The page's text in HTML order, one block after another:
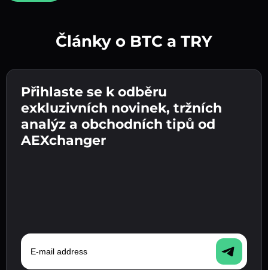
Zadejte adresu své kryptopeněženky 👉
pokračujte k dalšímu kroku.
Potvrďte svou totožnost 👉 pokračujte k
poslednímu kroku.
Odešlete vklad 👉 obdržíte kryptoměnu nebo
fiat měnu ve své peněžence.
Články o BTC a TRY
Přihlaste se k odběru
exkluzivních novinek, tržních
analýz a obchodních tipů od
AEXchanger
E-mail address